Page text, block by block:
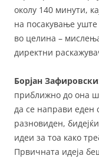
околу 140 минути,
на посакување уште
во целина –
директни
Борјан
приближно до она
да се направи еден
разновиден,
идеи за тоа како
Првичната идеја